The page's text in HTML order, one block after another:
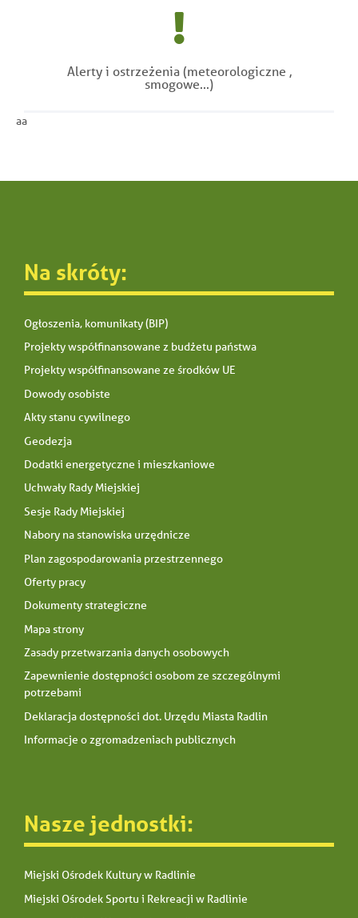
Alerty i ostrzeżenia (meteorologiczne ,
smogowe...)
aa
Na skróty:
Ogłoszenia, komunikaty (BIP)
Projekty współfinansowane z budżetu państwa
Projekty współfinansowane ze środków UE
Dowody osobiste
Akty stanu cywilnego
Geodezja
Dodatki energetyczne i mieszkaniowe
Uchwały Rady Miejskiej
Sesje Rady Miejskiej
Nabory na stanowiska urzędnicze
Plan zagospodarowania przestrzennego
Oferty pracy
Dokumenty strategiczne
Mapa strony
Zasady przetwarzania danych osobowych
Zapewnienie dostępności osobom ze szczególnymi
potrzebami
Deklaracja dostępności dot. Urzędu Miasta Radlin
Informacje o zgromadzeniach publicznych
Nasze jednostki:
Miejski Ośrodek Kultury w Radlinie
Miejski Ośrodek Sportu i Rekreacji w Radlinie